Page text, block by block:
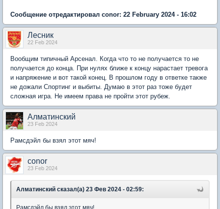
Сообщение отредактировал conor: 22 February 2024 - 16:02
Лесник
22 Feb 2024
Вообщим типичный Арсенал. Когда что то не получается то не
получается до конца. При нулях ближе к концу нарастает тревога
и напряжение и вот такой конец. В прошлом году в ответке также
не дожали Спортинг и выбиты. Думаю в этот раз тоже будет
сложная игра. Не имеем права не пройти этот рубеж.
Алматинский
23 Feb 2024
Рамсдэйл бы взял этот мяч!
conor
23 Feb 2024
Алматинский сказал(а) 23 Фев 2024 - 02:59:
Рамсдэйл бы взял этот мяч!